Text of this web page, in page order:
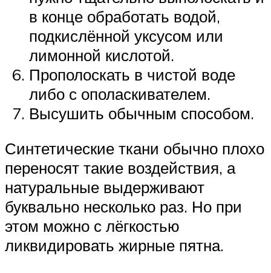
в конце обработать водой,
подкислённой уксусом или
лимонной кислотой.
Прополоскать в чистой воде
либо с ополаскивателем.
Высушить обычным способом.
Синтетические ткани обычно плохо
переносят такие воздействия, а
натуральные выдерживают
буквально несколько раз. Но при
этом можно с лёгкостью
ликвидировать жирные пятна.